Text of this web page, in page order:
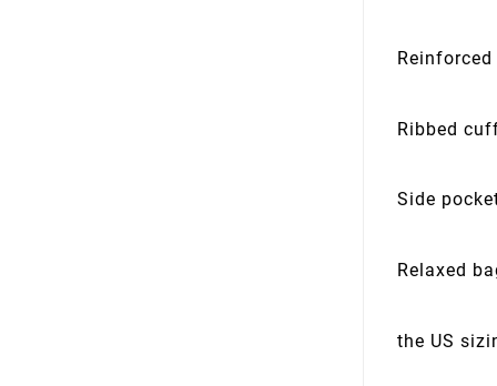
Ribbed
Side
Relaxed
the US